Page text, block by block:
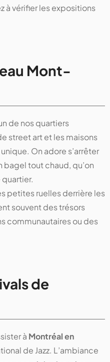
à vérifier les expositions
Mont-
de nos quartiers
street art et les maisons
On adore s’arrêter
bagel tout chaud, qu’on
petites ruelles derrière les
souvent des trésors
communautaires ou des
de
à Montréal en
de Jazz. L’ambiance